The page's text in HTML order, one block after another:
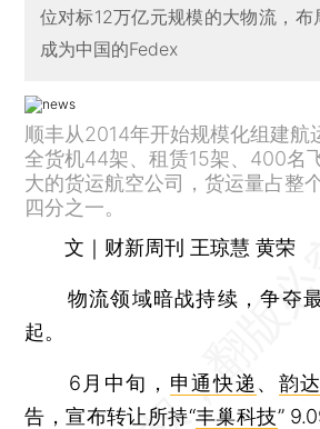
位对标12万亿元规模的大物流，布
成为中国的Fedex
顺丰从2014年开始规模化组建航
全货机44架、租赁15架、400名
大的货运航空公司，货运量占整
四分之一。
文｜财新周刊 王琼慧 黄荣
物流领域暗战持续，争夺最
起。
6月中旬， 申通快递 、 韵
告，宣布转让所持“丰巢科技”